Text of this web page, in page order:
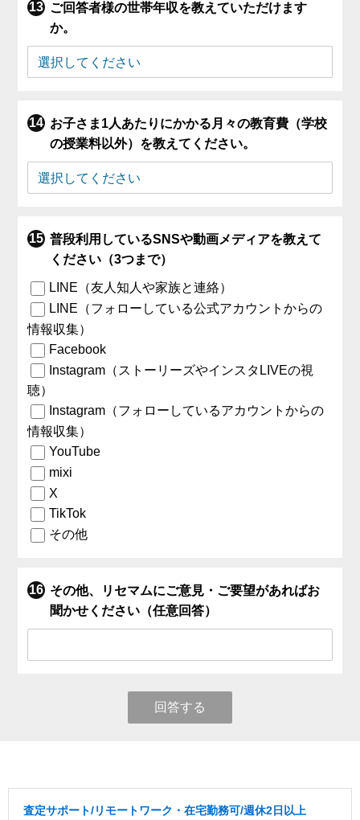
ご回答者様の世帯年収を教えていただけます
か。
お子さま1人あたりにかかる月々の教育費（学校
の授業料以外）を教えてください。
普段利用しているSNSや動画メディアを教えて
ください（3つまで）
LINE（友人知人や家族と連絡）
LINE（フォローしている公式アカウントからの
情報収集）
Facebook
Instagram（ストーリーズやインスタLIVEの視
聴）
Instagram（フォローしているアカウントからの
情報収集）
YouTube
mixi
X
TikTok
その他
その他、リセマムにご意見・ご要望があればお
聞かせください（任意回答）
回答する
査定サポート/リモートワーク・在宅勤務可/週休2日以上